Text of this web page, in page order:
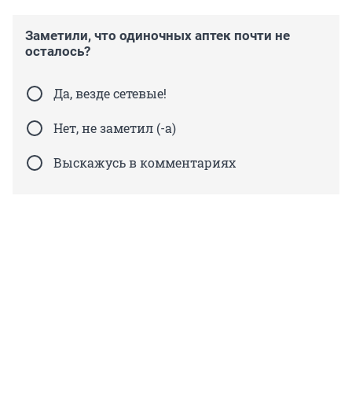
Заметили, что одиночных аптек почти не
осталось?
Да, везде сетевые!
Нет, не заметил (-а)
Выскажусь в комментариях